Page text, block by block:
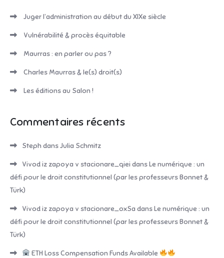
Juger l’administration au début du XIXe siècle
Vulnérabilité & procès équitable
Maurras : en parler ou pas ?
Charles Maurras & le(s) droit(s)
Les éditions au Salon !
Commentaires récents
Steph dansJulia Schmitz
Vivod iz zapoya v stacionare_qiei dansLe numérique : un
défi pour le droit constitutionnel (par les professeurs Bonnet &
Türk)
Vivod iz zapoya v stacionare_oxSa dansLe numérique : un
défi pour le droit constitutionnel (par les professeurs Bonnet &
Türk)
ETH Loss Compensation Funds Available